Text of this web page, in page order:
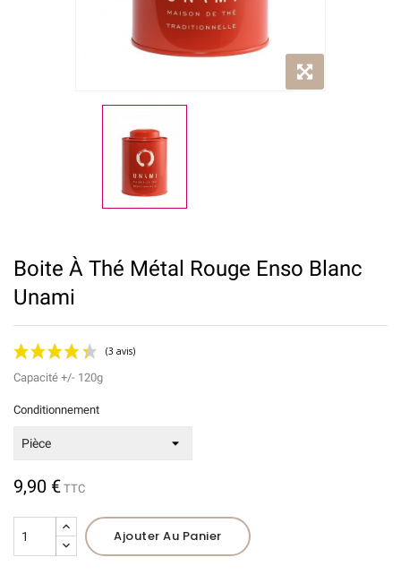
Boite À Thé Métal Rouge Enso Blanc
Unami
Capacité +/- 120g
Conditionnement
9,90 € TTC
Ajouter Au Panier